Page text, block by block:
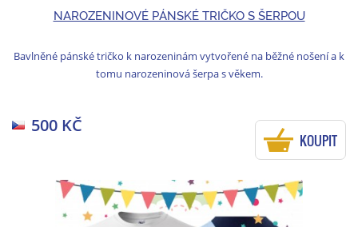
NAROZENINOVÉ PÁNSKÉ TRIČKO S ŠERPOU
Bavlněné pánské tričko k narozeninám vytvořené na běžné nošení a k
tomu narozeninová šerpa s věkem.
500 KČ
KOUPIT